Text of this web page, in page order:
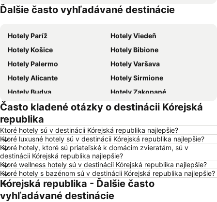
Hotely Slovensko
Hotely Malta
Ďalšie často vyhľadávané destinácie
Hotely Paríž
Hotely Viedeň
Hotely Košice
Hotely Bibione
Hotely Palermo
Hotely Varšava
Hotely Alicante
Hotely Sirmione
Hotely Budva
Hotely Zakopané
Hotely Naples
Hotely Crikvenica
Hotely Vysoké Tatry
Hotely Gdansk
Hotely Nice
Hotely Tropea
Hotely Berlín
Hotely Lignano Sabbiadoro
Hotely Malorka
Hotely Slovinsko
Hotely Ostrov Mykonos
Hotely Balaton
Hotely Grécko
Často kladené otázky o destinácii Kórejská
republika
Ktoré hotely sú v destinácii Kórejská republika najlepšie?
Ktoré luxusné hotely sú v destinácii Kórejská republika najlepšie?
Ktoré hotely, ktoré sú priateľské k domácim zvieratám, sú v
destinácii Kórejská republika najlepšie?
Ktoré wellness hotely sú v destinácii Kórejská republika najlepšie?
Ktoré hotely s bazénom sú v destinácii Kórejská republika najlepšie?
Kórejská republika - Ďalšie často
vyhľadávané destinácie